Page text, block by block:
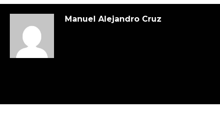
Manuel Alejandro Cruz